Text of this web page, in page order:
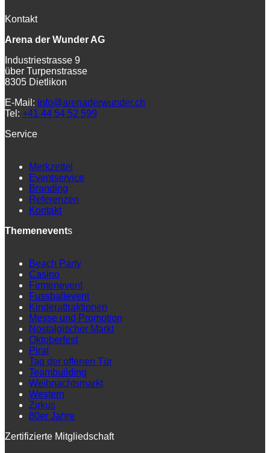
Kontakt
Arena der Wunder AG
Industriestrasse 9
über Turpenstrasse
8305 Dietlikon
E-Mail: info@arenaderwunder.ch
Tel: +41 44 54 52 599
Service
Merkzettel
Eventservice
Branding
Referenzen
Kontakt
Themenevents
Beach Party
Casino
Firmenevent
Fussballevent
Kinderattraktionen
Messe und Promotion
Nostalgischer Markt
Oktoberfest
Pirat
Tag der offenen Tür
Teambuilding
Weihnachtsmarkt
Western
Zirkus
80er Jahre
Zertifizierte Mitgliedschaft